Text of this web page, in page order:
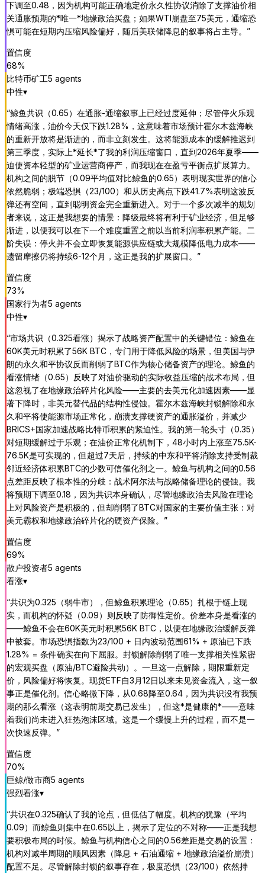
下调至0.48，因为机构可能正确地定价永久性协议消除了支撑油价相
关通胀预期的*唯一*地缘政治买盘；如果WTI崩盘至75美元，通缩恐
惧可能在短期内压缩风险偏好，随后美联储降息的叙事将占主导。 ”
置信度
68%
比特币矿工5 agents
中性▾
“鲸鱼共识（0.65）在通胀-通缩叙事上已经过度延伸；尽管停火乐观
情绪高涨，油价今天仅下跌1.28%，这意味着市场预计霍尔木兹海峡
的重新开放将是渐进的，而非立刻发生。这将能源成本的缓解推迟到
第三季度，实际上*延长*了我的利润压缩窗口，直到2026年夏季——
迫使资本轻型的矿业运营商停产，而我现在在盈亏平衡点扩展算力。
机构之间的脱节（0.09平均值对比鲸鱼的0.65）表明现实世界的信心
依然脆弱；极端恐惧（23/100）和从历史高点下跌41.7%表明这波反
弹还有空间，直到聪明资金完全重新进入。对于一个多次减半的规划
者来说，这正是我想要的情景：降级最终将有利于矿业经济，但足够
渐进，以便我可以在下一个难度重置之前以当前利润率积累产能。二
阶失误：停火并不会立即恢复能源供应链或大规模降低电力成本——
遗留摩擦仍将持续6-12个月，这正是我的扩展窗口。 ”
置信度
73%
国家行为者5 agents
中性▾
“市场共识（0.325看涨）揭示了战略资产配置中的关键错位：鲸鱼在
60K美元时积累了56K BTC，专门用于降低风险的场景，但美国与伊
朗的永久和平协议反而削弱了BTC作为核心储备资产的理论。鲸鱼的
看涨情绪（0.65）反映了对油价驱动的实际收益压缩的战术布局，但
这忽视了在地缘政治碎片化风险——主要的去美元化加速因素——显
著下降时，非美元替代品的结构性侵蚀。霍尔木兹海峡封锁解除和永
久和平将使能源市场正常化，崩溃支撑硬资产的通胀溢价，并减少
BRICS+国家加速战略比特币积累的紧迫性。我的第一轮头寸（0.35）
对短期缓解过于乐观；在油价正常化机制下，48小时内上涨至75.5K-
76.5K是可实现的，但超过7天后，持续的中东和平将消除支持受制裁
邻近经济体积累BTC的少数可信催化剂之一。鲸鱼与机构之间的0.56
点差距反映了根本性的分歧：战术阿尔法与战略储备理论的侵蚀。我
将预期下调至0.18，因为共识本身确认，尽管地缘政治去风险在理论
上对风险资产是积极的，但却削弱了BTC对国家的主要价值主张：对
美元霸权和地缘政治碎片化的硬资产保险。 ”
置信度
69%
散户投资者5 agents
看涨▾
“共识为0.325（弱牛市），但鲸鱼积累理论（0.65）扎根于链上现
实，而机构的怀疑（0.09）则反映了防御性定价。价差本身是看涨的
——鲸鱼不会在60K美元时积累56K BTC，以便在地缘政治缓解反弹
中被套。市场恐惧指数为23/100 + 日内波动范围61% + 原油已下跌
1.28% = 条件确实在向下屈服。封锁解除削弱了唯一支撑相关性紧密
的宏观买盘（原油/BTC避险共动）。一旦这一点解除，期限重新定
价，风险偏好将恢复。现货ETF自3月12日以来未见资金流入，这一叙
事正是催化剂。信心略微下降，从0.68降至0.64，因为共识没有我预
期的那么看涨（这表明前期交易已发生），但这*是健康的*——意味
着我们尚未进入狂热泡沫区域。这是一个缓慢上升的过程，而不是一
次快速反弹。 ”
置信度
70%
巨鲸/做市商5 agents
强烈看涨▾
“共识在0.325确认了我的论点，但低估了幅度。机构的犹豫（平均
0.09）而鲸鱼则集中在0.65以上，揭示了定位的不对称——正是我想
要积极布局的时候。鲸鱼与机构信心之间的0.56差距是交易的设置：
机构对减半周期的顺风因素（降息 + 石油通缩 + 地缘政治溢价崩溃）
配置不足。尽管解除封锁的叙事存在，极度恐惧（23/100）依然持